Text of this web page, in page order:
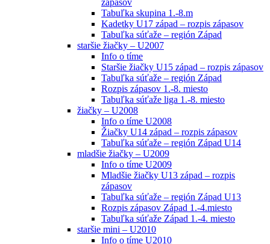
Tabuľka skupina 1.-8.m
Kadetky U17 západ – rozpis zápasov
Tabuľka súťaže – región Západ
staršie žiačky – U2007
Info o tíme
Staršie žiačky U15 západ – rozpis zápasov
Tabuľka súťaže – región Západ
Rozpis zápasov 1.-8. miesto
Tabuľka súťaže liga 1.-8. miesto
žiačky – U2008
Info o tíme U2008
Žiačky U14 západ – rozpis zápasov
Tabuľka súťaže – región Západ U14
mladšie žiačky – U2009
Info o tíme U2009
Mladšie žiačky U13 západ – rozpis
zápasov
Tabuľka súťaže – región Západ U13
Rozpis zápasov Západ 1.-4.miesto
Tabuľka súťaže Západ 1.-4. miesto
staršie mini – U2010
Info o tíme U2010